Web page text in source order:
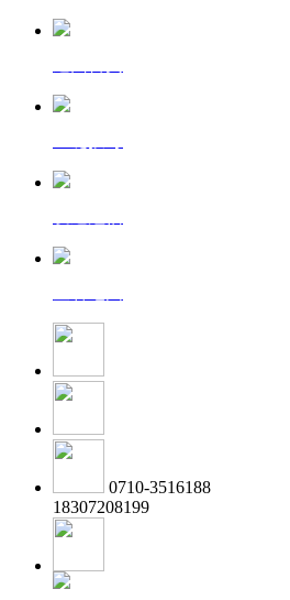
0710-3516188
18307208199